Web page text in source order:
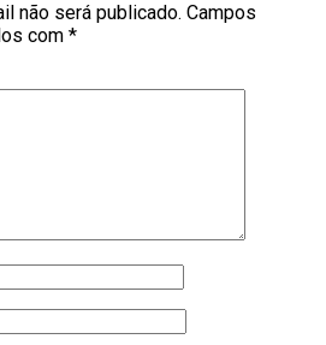
não será publicado. Campos
com *